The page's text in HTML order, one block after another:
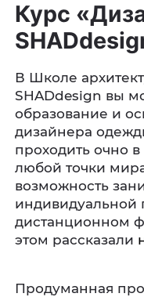
Курс
В Школе
SHADdesign вы
образование и
дизайнера
проходить очно
любой точки
возможность
индивидуальной
дистанционном
этом рассказали
Продуманная